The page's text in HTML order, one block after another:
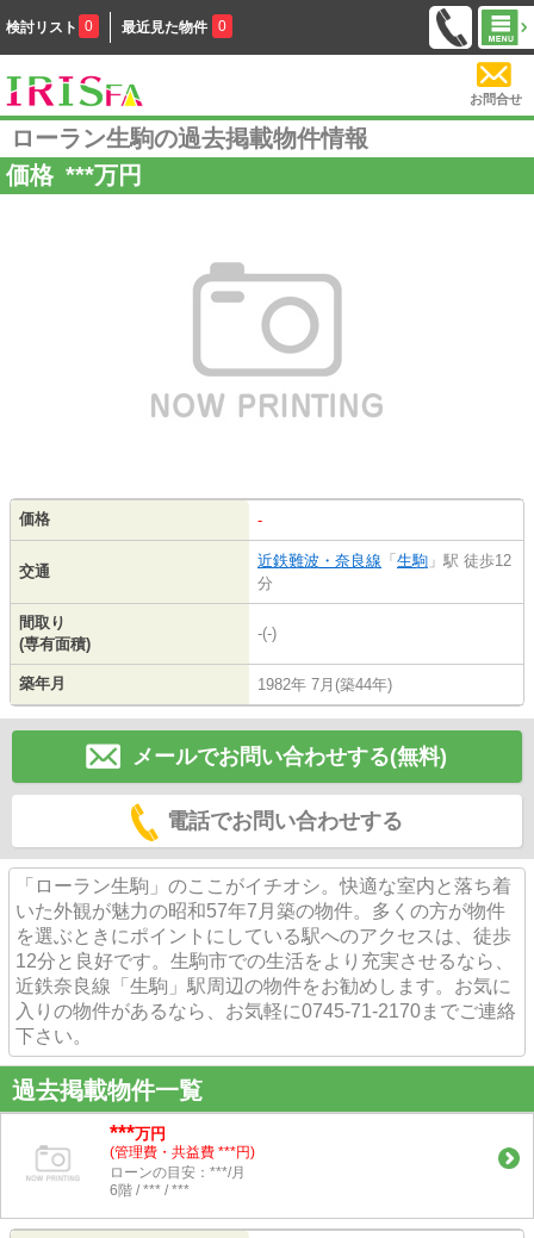
検討リスト 0 最近見た物件 0
お問合せ
ローラン生駒の過去掲載物件情報
価格 ***万円
価格 -
交通
近鉄難波・奈良線 「 生駒 」駅 徒歩12
分
間取り
(専有面積)
-(-)
築年月 1982年 7月(築44年)
メールでお問い合わせする(無料)
電話でお問い合わせする
「ローラン生駒」のここがイチオシ。快適な室内と落ち着
いた外観が魅力の昭和57年7月築の物件。多くの方が物件
を選ぶときにポイントにしている駅へのアクセスは、徒歩
12分と良好です。生駒市での生活をより充実させるなら、
近鉄奈良線「生駒」駅周辺の物件をお勧めします。お気に
入りの物件があるなら、お気軽に0745-71-2170までご連絡
下さい。
過去掲載物件一覧
***万円
(管理費・共益費 ***円)
ローンの目安：***/月
6階 / *** / ***